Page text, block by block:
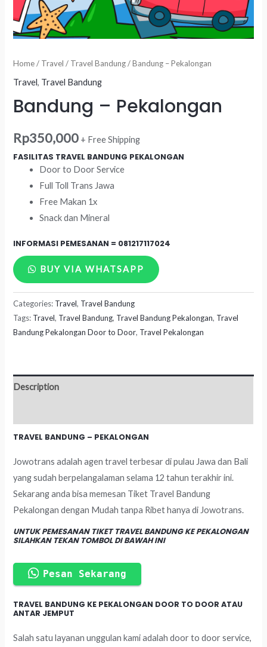
Home/ Travel / Travel Bandung/ Bandung – Pekalongan
Travel, Travel Bandung
Bandung – Pekalongan
Rp350,000 + Free Shipping
FASILITAS TRAVEL BANDUNG PEKALONGAN
Door to Door Service
Full Toll Trans Jawa
Free Makan 1x
Snack dan Mineral
INFORMASI PEMESANAN = 081217117024
BUY VIA WHATSAPP
Bandung
-
Pekalongan
quantity
Categories: Travel, Travel Bandung
Tags: Travel, Travel Bandung, Travel Bandung Pekalongan, Travel
Bandung Pekalongan Door to Door, Travel Pekalongan
Description
TRAVEL BANDUNG – PEKALONGAN
Jowotrans adalah agen travel terbesar di pulau Jawa dan Bali
yang sudah berpelangalaman selama 12 tahun terakhir ini.
Sekarang anda bisa memesan Tiket Travel Bandung
Pekalongan dengan Mudah tanpa Ribet hanya di Jowotrans.
UNTUK PEMESANAN TIKET TRAVEL BANDUNG KE PEKALONGAN
SILAHKAN TEKAN TOMBOL DI BAWAH INI
Pesan Sekarang
TRAVEL BANDUNG KE PEKALONGAN DOOR TO DOOR ATAU
ANTAR JEMPUT
Salah satu layanan unggulan kami adalah door to door service,